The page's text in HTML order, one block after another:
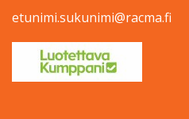
etunimi.sukunimi@racma.fi